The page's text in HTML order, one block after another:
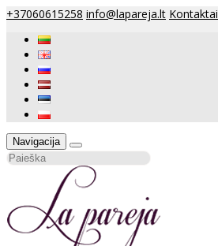
+37060615258 info@lapareja.lt Kontaktai
Navigacija